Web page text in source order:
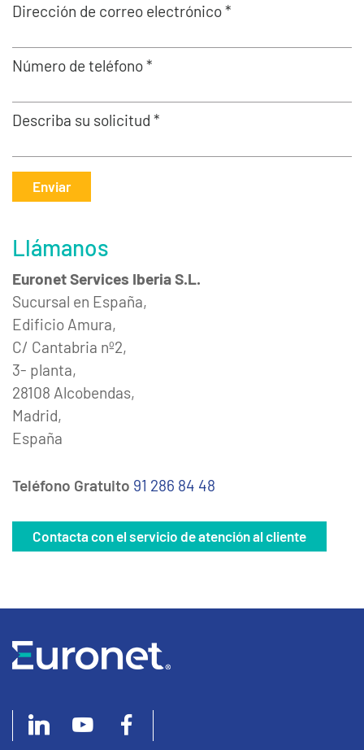
Dirección de correo electrónico *
Número de teléfono *
Describa su solicitud *
Enviar
Llámanos
Euronet Services Iberia S.L.
Sucursal en España,
Edificio Amura,
C/ Cantabria nº2,
3- planta,
28108 Alcobendas,
Madrid,
España
Teléfono Gratuito 91 286 84 48
Contacta con el servicio de atención al cliente